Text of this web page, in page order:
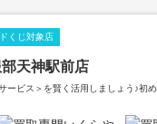
くじ対象店
天神駅前店
ービス＞を賢く活用しましょう♪初